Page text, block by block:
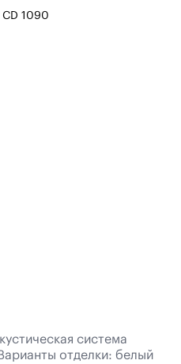
1090
система
отделки: белый